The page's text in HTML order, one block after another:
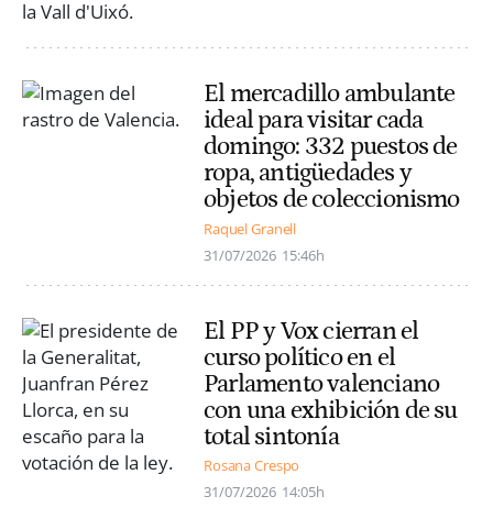
El mercadillo ambulante
ideal para visitar cada
domingo: 332 puestos de
ropa, antigüedades y
objetos de coleccionismo
Raquel Granell
31/07/2026 15:46h
El PP y Vox cierran el
curso político en el
Parlamento valenciano
con una exhibición de su
total sintonía
Rosana Crespo
31/07/2026 14:05h